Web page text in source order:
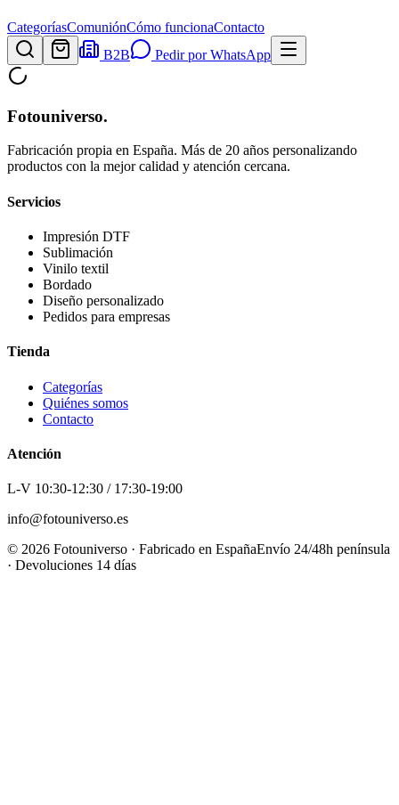
CategoríasComuniónCómo funcionaContacto
B2B
Pedir por WhatsApp
Fotouniverso.
Fabricación propia en España. Más de 20 años personalizando
productos con la mejor calidad y atención cercana.
Servicios
Impresión DTF
Sublimación
Vinilo textil
Bordado
Diseño personalizado
Pedidos para empresas
Tienda
Categorías
Quiénes somos
Contacto
Atención
L-V 10:30-12:30 / 17:30-19:00
info@fotouniverso.es
© 2026 Fotouniverso · Fabricado en EspañaEnvío 24/48h península
· Devoluciones 14 días